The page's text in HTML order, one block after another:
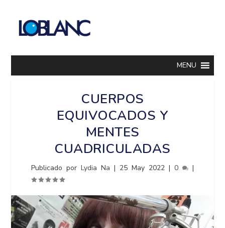
MENU
CUERPOS
EQUIVOCADOS Y
MENTES
CUADRICULADAS
Publicado porLydia Na | 25 May 2022| 0 |